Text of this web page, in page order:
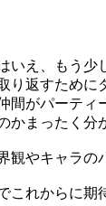
え、もう少
り返すため
がパーティ
かまったく分
観やキャラの
これからに期